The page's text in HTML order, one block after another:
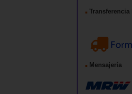
Transferencia
Mensajería